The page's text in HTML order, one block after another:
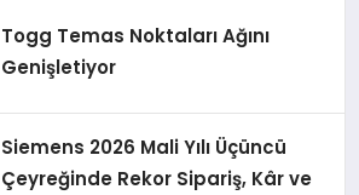
Togg Temas Noktaları Ağını
Genişletiyor
Siemens 2026 Mali Yılı Üçüncü
Çeyreğinde Rekor Sipariş, Kâr ve